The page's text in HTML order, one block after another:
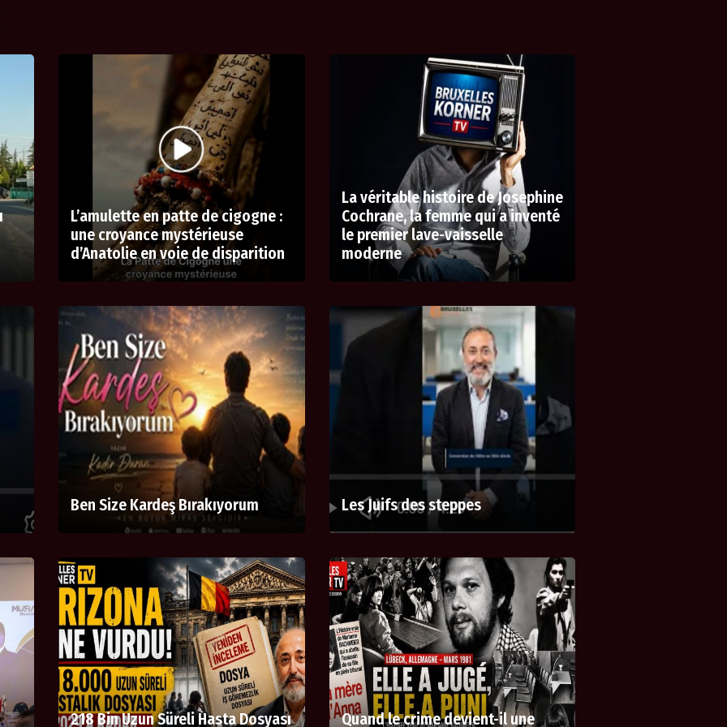
L’amulette en patte de cigogne :
une croyance mystérieuse
d’Anatolie en voie de disparition
La véritable histoire de Josephine
Cochrane, la femme qui a inventé
le premier lave-vaisselle
moderne
Ben Size Kardeş Bırakıyorum Les Juifs des steppes
218 Bin Uzun Süreli Hasta Dosyası Quand le crime devient-il une